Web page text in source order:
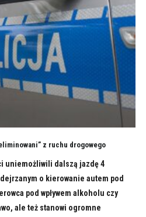
z ruchu drogowego
uniemożliwili dalszą jazdę 4
o kierowanie autem pod
pod wpływem alkoholu czy
ale też stanowi ogromne